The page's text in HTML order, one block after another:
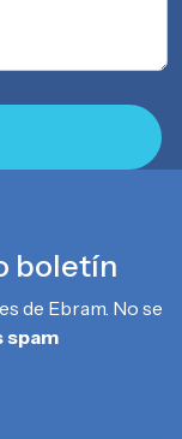
boletín
de Ebram. No se
spam